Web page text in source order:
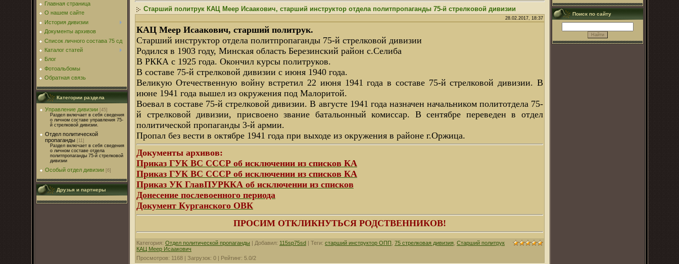
Главная страница
О нашем сайте
История дивизии
Документы архивов
Список личного состава 75 сд
Каталог статей
Блог
Фотоальбомы
Обратная связь
Категории раздела
Управление дивизии [45]
Раздел включает в себя сведения
о личном составе управления 75-
й стрелковой дивизии.
Отдел политической
пропаганды
[11]
Раздел включает в себя сведения
о личном составе отдела
политпропаганды 75-й стрелковой
дивизии
Особый отдел дивизии [6]
Друзья и партнеры
Старший политрук КАЦ Меер Исаакович, старший инструктор отдела политпропаганды 75-й стрелковой дивизии
28.02.2017, 18:37
КАЦ Меер Исаакович, старший политрук.
Старший инструктор отдела политпропаганды 75-й стрелковой дивизии
Родился в 1903 году, Минская область Березинский район с.Селиба
В РККА с 1925 года. Окончил курсы политруков.
В составе 75-й стрелковой дивизии с июня 1940 года.
Великую Отечественную войну встретил 22 июня 1941 года в составе 75-й стрелковой дивизии. В
июне 1941 года вышел из окружения под Малоритой.
Воевал в составе 75-й стрелковой дивизии. В августе 1941 года назначен начальником политотдела 75-
й стрелковой дивизии, присвоено звание батальонный комиссар. В сентябре переведен в отдел
политической пропаганды 3-й армии.
Пропал без вести в октябре 1941 года при выходе из окружения в районе г.Оржица.
Документы архивов:
Приказ ГУК ВС СССР об исключении из списков КА
Приказ ГУК ВС СССР об исключении из списков КА
Приказ УК ГлавПУРККА об исключении из списков
Донесение послевоенного периода
Документ Курганского ОВК
ПРОСИМ ОТКЛИКНУТЬСЯ РОДСТВЕННИКОВ!
Категория: Отдел политической пропаганды | Добавил: 115sp75sd | Теги: старший инструктор ОПП 75 стрелковая дивизия Старший политрук
КАЦ Меер Исаакович
Просмотров: 1168 | Загрузок: 0 | Рейтинг: 5.0/2
Поиск по сайту